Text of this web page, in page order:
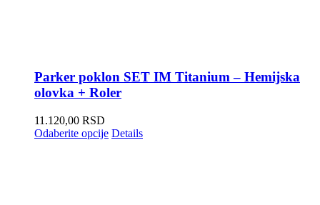
Parker poklon SET IM Titanium – Hemijska
olovka + Roler
11.120,00 RSD
Odaberite opcije Details